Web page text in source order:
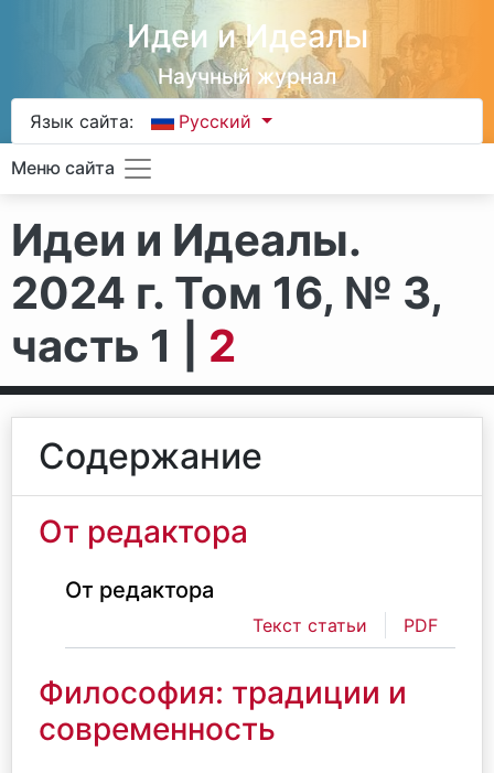
Идеи и Идеалы
Научный журнал
Язык сайта: Русский
Меню сайта
Идеи и Идеалы.
2024 г. Том 16, № 3,
часть 1 | 2
Содержание
От редактора
От редактора
Текст статьи PDF
Философия: традиции и
современность